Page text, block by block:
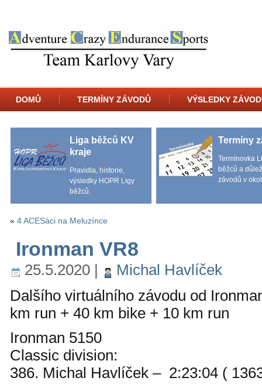
DOMŮ TERMÍNY ZÁVODŮ VÝSLEDKY
Liga běžců KV
kraje
Pravidla, historie,
výsledky HOPR Ligy
běžců.
Termíny
Termínovka
běžců a
závodů v
« 4 ACESáci na Meluzínce
Ironman VR8
25.5.2020 |
Michal Havlíček
Dalšího virtuálního závodu od
km run + 40 km bike + 10 km run
Ironman 5150
Classic division:
386. Michal Havlíček – 2:23:04 (